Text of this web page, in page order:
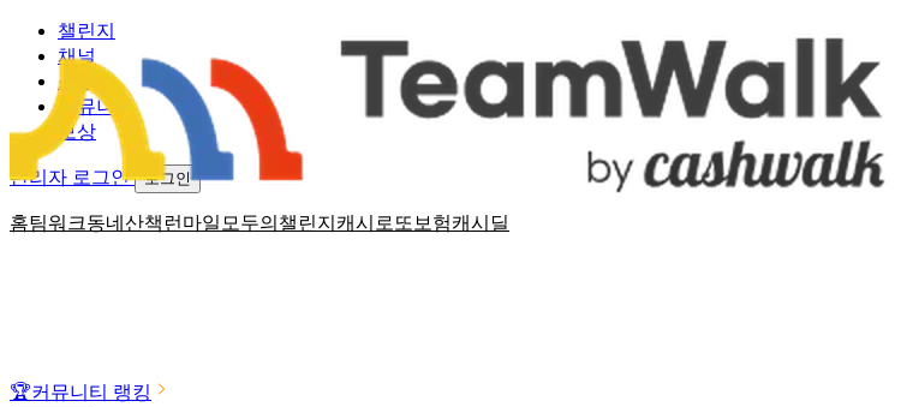
홈팀워크동네산책 런마일 모두의챌린지 캐시로또 보험캐시딜
챌린지
채널
소식
커뮤니티
보상
관리자 로그인 로그인
🏆커뮤니티 랭킹